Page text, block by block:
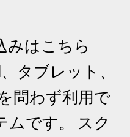
みはこちら
タブレット、
問わず利用で
ムです。 スク